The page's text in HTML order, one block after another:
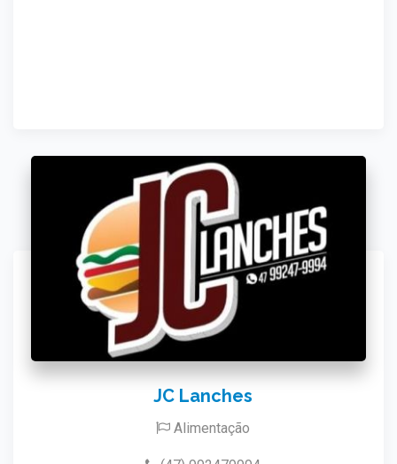
JC Lanches
Alimentação